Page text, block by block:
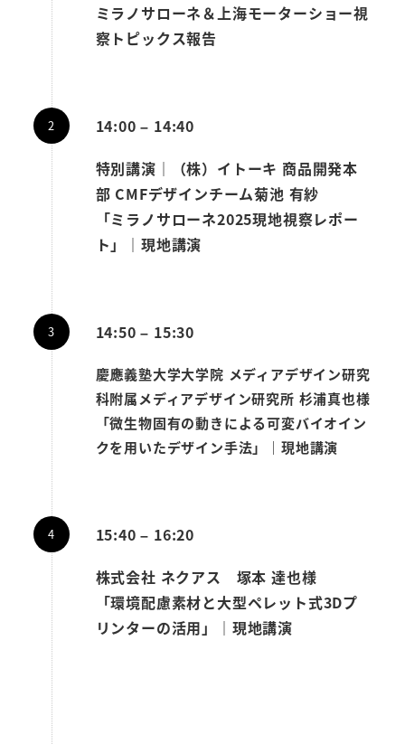
ミラノサローネ＆上海モーターショー視
察トピックス報告
14:00 – 14:40
特別講演｜
（株）イトーキ 商品開発本
部 CMFデザインチーム菊池 有紗
「ミラノサローネ2025現地視察レポー
ト」｜現地講演
14:50 – 15:30
慶應義塾大学大学院 メディアデザイン研究
科附属メディアデザイン研究所 杉浦真也様
「微生物固有の動きによる可変バイオイン
クを用いたデザイン手法」｜現地講演
15:40 – 16:20
株式会社 ネクアス 塚本 達也様
「環境配慮素材と大型ペレット式3Dプ
リンターの活用」｜現地講演